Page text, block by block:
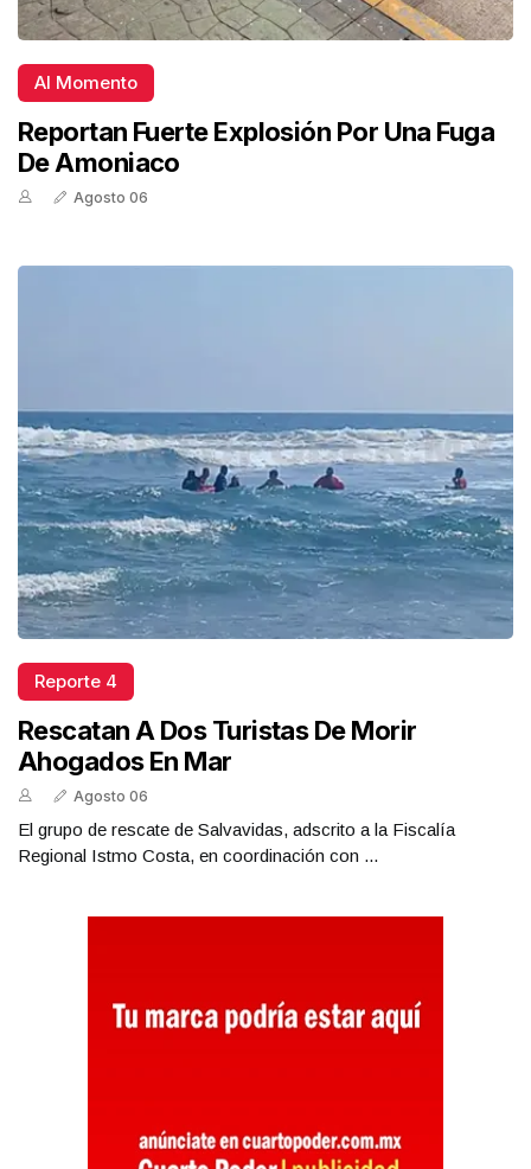
Al Momento
Reportan Fuerte Explosión Por Una Fuga
De Amoniaco
Agosto 06
Reporte 4
Rescatan A Dos Turistas De Morir
Ahogados En Mar
Agosto 06
El grupo de rescate de Salvavidas, adscrito a la Fiscalía
Regional Istmo Costa, en coordinación con ...